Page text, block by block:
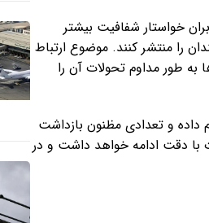
خواستار شفافیت بیشتر
را منتشر کنند. موضوع ارتباط
به طور مداوم تحولات آن را
و تعدادی مظنون بازداشت
با دقت ادامه خواهد داشت و در